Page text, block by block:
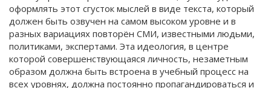
оформлять этот сгусток мыслей в виде текста, который
должен быть озвучен на самом высоком уровне и в
разных вариациях повторён СМИ, известными людьми,
политиками, экспертами. Эта идеология, в центре
которой совершенствующаяся личность, незаметным
образом должна быть встроена в учебный процесс на
всех уровнях, должна постоянно пропагандироваться и